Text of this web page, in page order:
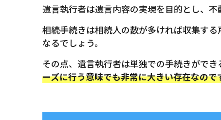
遺言執行者は遺言内容の実現を目的とし、
相続手続きは相続人の数が多ければ収集す
なるでしょう。
その点、遺言執行者は単独での手続きがで
ーズに行う意味でも非常に大きい存在なので